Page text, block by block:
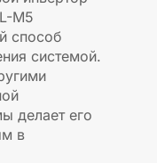
M5
способ
системой.
делает его
в